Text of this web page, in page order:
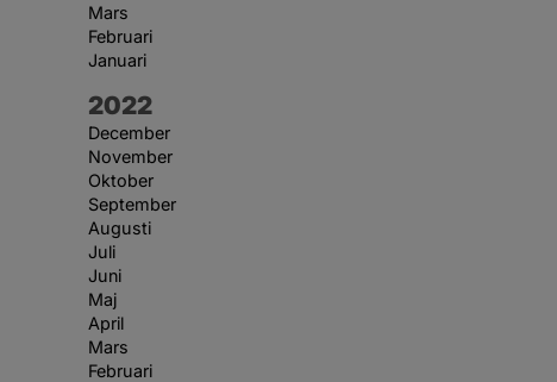
Mars
Februari
Januari
År:
2022
December
November
Oktober
September
Augusti
Juli
Juni
Maj
April
Mars
Februari